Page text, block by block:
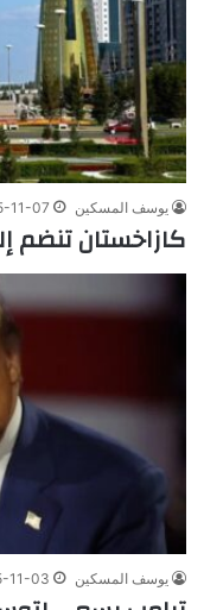
يوسف المسكين 11-07
كازاخستان تنضم
يوسف المسكين 11-03